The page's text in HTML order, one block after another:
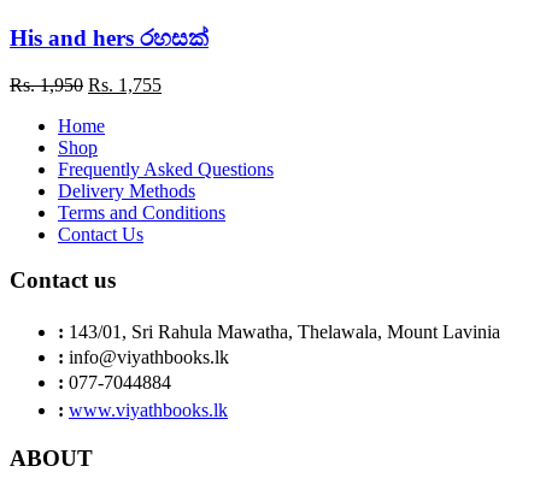
Rs. 900.Rs. 720.
His and hers රහසක්
Rs.1,950 Original
was:
Rs. 1,950.
Rs. 1,755Current
Home
Shop
Frequently Asked Questions
Delivery Methods
Terms and Conditions
Contact Us
Contact us
: 143/01, Sri Rahula Mawatha, Thelawala, Mount Lavinia
: info@viyathbooks.lk
: 077-7044884
: www.viyathbooks.lk
ABOUT